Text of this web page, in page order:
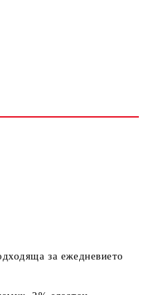
за ежедневието